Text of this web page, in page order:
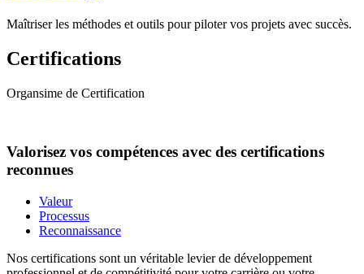
Maîtriser les méthodes et outils pour piloter vos projets avec succès.
Certifications
Organsime de Certification
Valorisez vos compétences avec des certifications
reconnues
Valeur
Processus
Reconnaissance
Nos certifications sont un véritable levier de développement